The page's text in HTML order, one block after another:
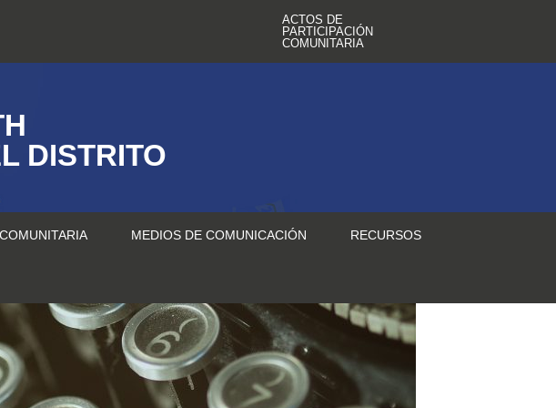
ACTOS DE
PARTICIPACIÓN
COMUNITARIA
DISTRITO
MEDIOS DE COMUNICACIÓN RECURSOS